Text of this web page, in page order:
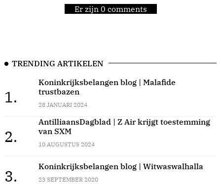
Er zijn 0 comments
TRENDING ARTIKELEN
1.
Koninkrijksbelangen blog | Malafide
trustbazen
28 JANUARI 2024
2.
AntilliaansDagblad | Z Air krijgt toestemming
van SXM
10 AUGUSTUS 2024
3.
Koninkrijksbelangen blog | Witwaswalhalla
23 SEPTEMBER 2020